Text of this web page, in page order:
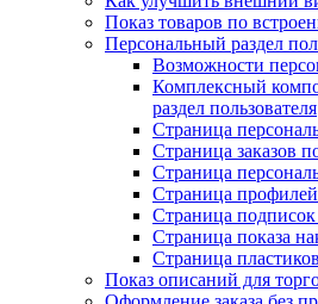
Показ товаров по
Персональный раздел
Возможности
Комплексный
раздел пользователя
Страница
Страница заказов
Страница
Страница профилей
Страница
Страница показа
Страница
Показ описаний для